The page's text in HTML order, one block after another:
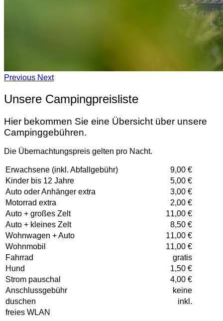
Previous Next
Unsere Campingpreisliste
Hier bekommen Sie eine Übersicht über unsere
Campinggebühren.
Die Übernachtungspreis gelten pro Nacht.
Erwachsene (inkl. Abfallgebühr)
9,00 €
Kinder bis 12 Jahre
5,00 €
Auto oder Anhänger extra
3,00 €
Motorrad extra
2,00 €
Auto + großes Zelt
11,00 €
Auto + kleines Zelt
8,50 €
Wohnwagen + Auto
11,00 €
Wohnmobil
11,00 €
Fahrrad
gratis
Hund
1,50 €
Strom pauschal
4,00 €
Anschlussgebühr
keine
duschen
inkl.
freies WLAN